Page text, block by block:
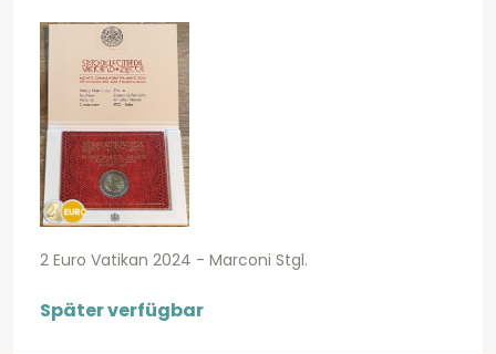
2 Euro Vatikan 2024 - Marconi Stgl.
Später verfügbar